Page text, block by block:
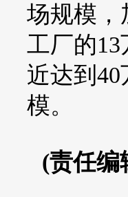
场规模，
工厂的
近达到
模。
(责任编